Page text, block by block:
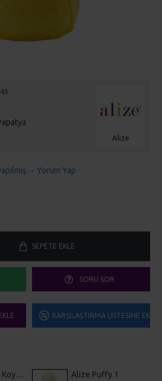
Alize
- Yorum Yap
SEPETE EKLE
SORU SOR
KARŞILAŞTIRMA LISTESINE EKLE
Alize Diva 178 Koyu Pembe Alize Puffy 1